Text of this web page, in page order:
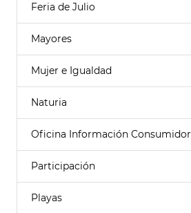
Feria de Julio
Mayores
Mujer e Igualdad
Naturia
Oficina Información Consumidor
Participación
Playas